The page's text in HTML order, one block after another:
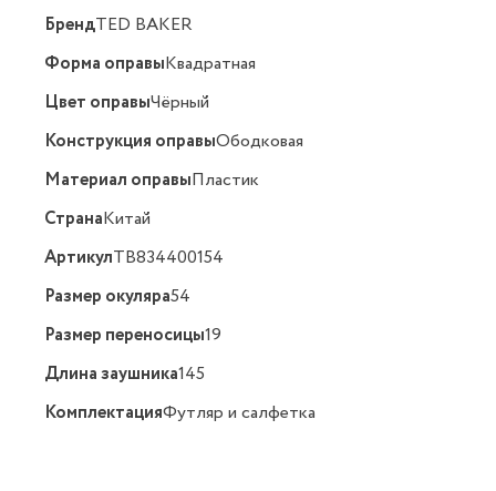
БрендTED BAKER
Форма оправыКвадратная
Цвет оправыЧёрный
Конструкция оправыОбодковая
Материал оправыПластик
СтранаКитай
АртикулTB834400154
Размер окуляра54
Размер переносицы19
Длина заушника145
КомплектацияФутляр и салфетка